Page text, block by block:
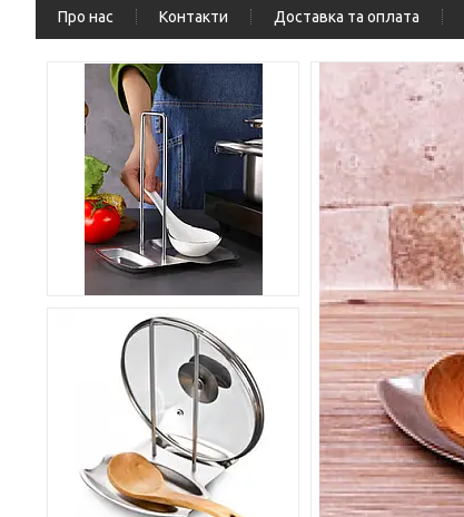
Про нас Контакти Доставка та оплата